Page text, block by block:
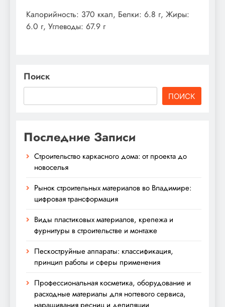
Калорийность: 370 ккал, Белки: 6.8 г, Жиры:
6.0 г, Углеводы: 67.9 г
Поиск
ПОИСК
Последние Записи
Строительство каркасного дома: от проекта до
новоселья
Рынок строительных материалов во Владимире:
цифровая трансформация
Виды пластиковых материалов, крепежа и
фурнитуры в строительстве и монтаже
Пескоструйные аппараты: классификация,
принцип работы и сферы применения
Профессиональная косметика, оборудование и
расходные материалы для ногтевого сервиса,